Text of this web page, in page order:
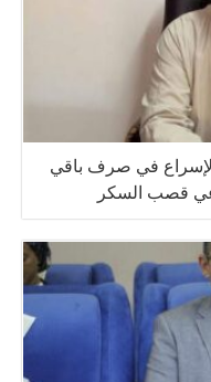
في صرف باقي
قصب السكر